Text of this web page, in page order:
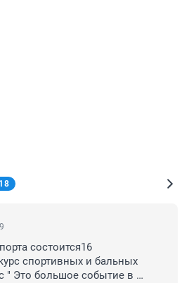
18
состоится16
спортивных и бальных
" Это большое событие в